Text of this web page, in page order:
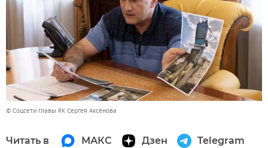
© Соцсети главы РК Сергея Аксенова
Читать в МАКС Дзен Telegram